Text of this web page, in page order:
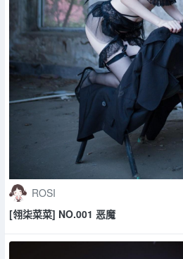
ROSI
[翎柒菜菜] NO.001 恶魔